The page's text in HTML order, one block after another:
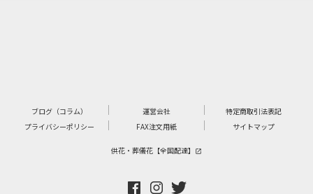
ブログ（コラム） 運営会社
特定商取引法表記
プライバシーポリシー
FAX注文用紙 サイトマップ
供花・葬儀花【全国配達】 launch